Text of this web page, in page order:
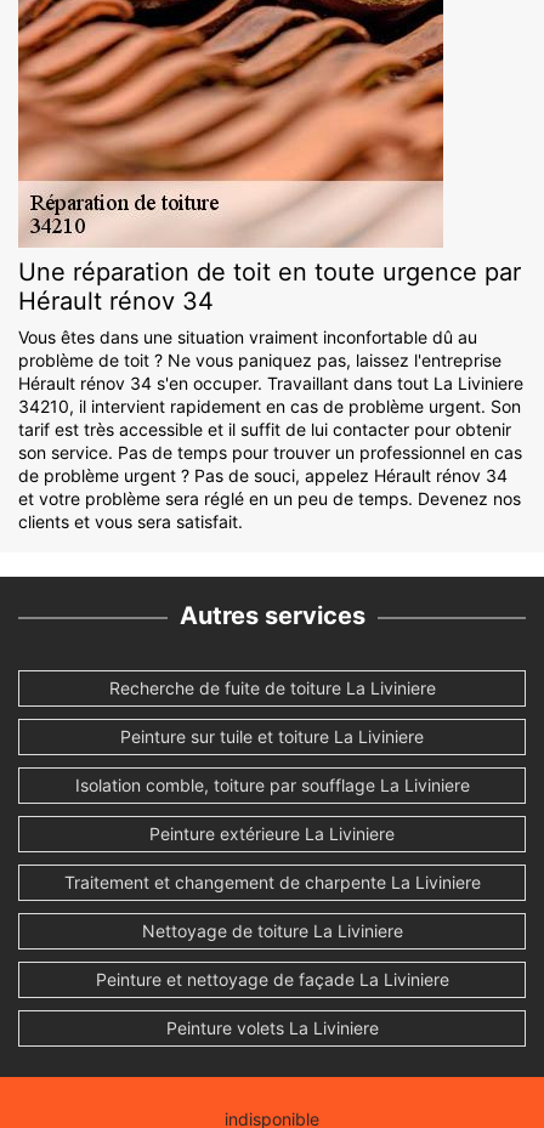
Une réparation de toit en toute urgence par
Hérault rénov 34
Vous êtes dans une situation vraiment inconfortable dû au
problème de toit ? Ne vous paniquez pas, laissez l'entreprise
Hérault rénov 34 s'en occuper. Travaillant dans tout La Liviniere
34210, il intervient rapidement en cas de problème urgent. Son
tarif est très accessible et il suffit de lui contacter pour obtenir
son service. Pas de temps pour trouver un professionnel en cas
de problème urgent ? Pas de souci, appelez Hérault rénov 34
et votre problème sera réglé en un peu de temps. Devenez nos
clients et vous sera satisfait.
Autres services
Recherche de fuite de toiture La Liviniere
Peinture sur tuile et toiture La Liviniere
Isolation comble, toiture par soufflage La Liviniere
Peinture extérieure La Liviniere
Traitement et changement de charpente La Liviniere
Nettoyage de toiture La Liviniere
Peinture et nettoyage de façade La Liviniere
Peinture volets La Liviniere
indisponible